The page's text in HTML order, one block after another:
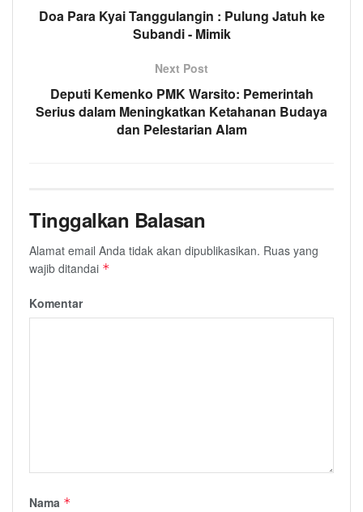
Doa Para Kyai Tanggulangin : Pulung Jatuh ke
Subandi - Mimik
Next Post
Deputi Kemenko PMK Warsito: Pemerintah
Serius dalam Meningkatkan Ketahanan Budaya
dan Pelestarian Alam
Tinggalkan Balasan
Alamat email Anda tidak akan dipublikasikan. Ruas yang
wajib ditandai *
Komentar
Nama *